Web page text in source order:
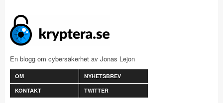
En blogg om cybersäkerhet av Jonas Lejon
OM
NYHETSBREV
KONTAKT
TWITTER